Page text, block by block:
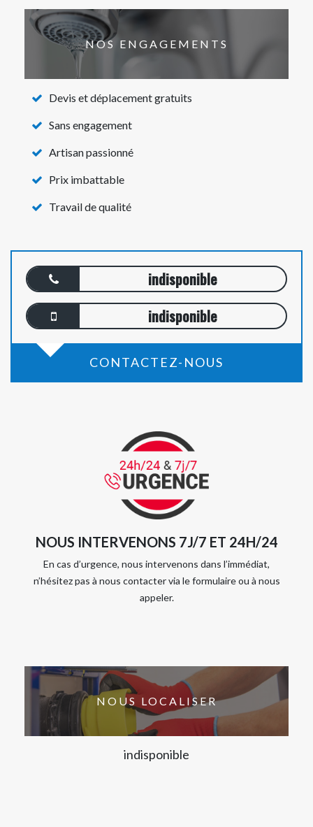
NOS ENGAGEMENTS
Devis et déplacement gratuits
Sans engagement
Artisan passionné
Prix imbattable
Travail de qualité
indisponible
indisponible
CONTACTEZ-NOUS
NOUS INTERVENONS 7J/7 ET 24H/24
En cas d’urgence, nous intervenons dans l’immédiat,
n’hésitez pas à nous contacter via le formulaire ou à nous
appeler.
NOUS LOCALISER
indisponible